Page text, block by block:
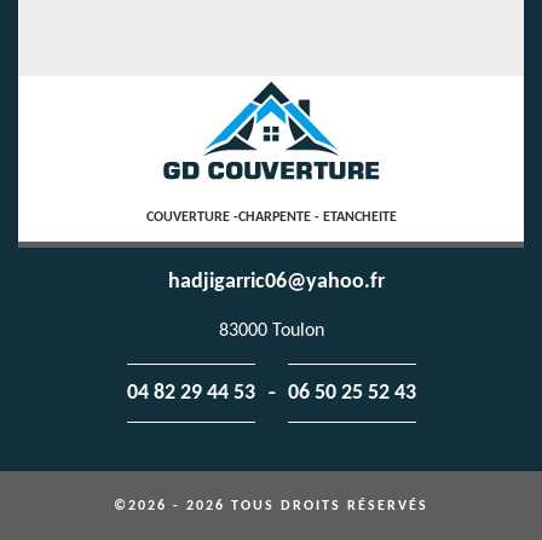
COUVERTURE -CHARPENTE - ETANCHEITE
hadjigarric06@yahoo.fr
83000 Toulon
04 82 29 44 53 - 06 50 25 52 43
©2026 - 2026 TOUS DROITS RÉSERVÉS